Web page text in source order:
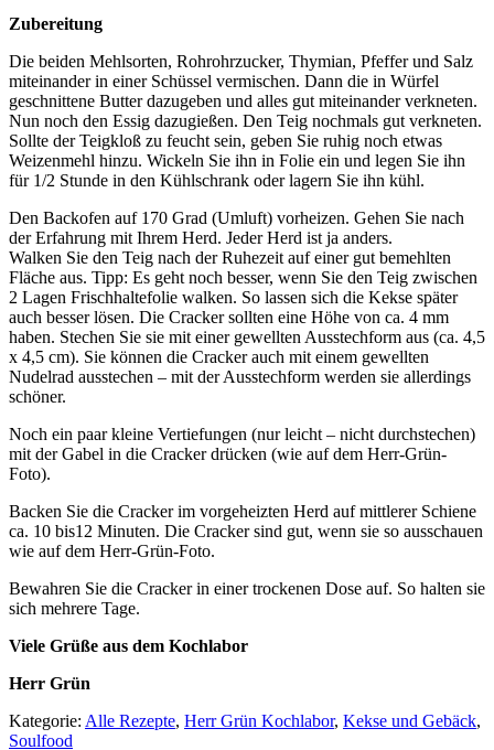
Zubereitung
Die beiden Mehlsorten, Rohrohrzucker, Thymian, Pfeffer und Salz
miteinander in einer Schüssel vermischen. Dann die in Würfel
geschnittene Butter dazugeben und alles gut miteinander verkneten.
Nun noch den Essig dazugießen. Den Teig nochmals gut verkneten.
Sollte der Teigkloß zu feucht sein, geben Sie ruhig noch etwas
Weizenmehl hinzu. Wickeln Sie ihn in Folie ein und legen Sie ihn
für 1/2 Stunde in den Kühlschrank oder lagern Sie ihn kühl.
Den Backofen auf 170 Grad (Umluft) vorheizen. Gehen Sie nach
der Erfahrung mit Ihrem Herd. Jeder Herd ist ja anders.
Walken Sie den Teig nach der Ruhezeit auf einer gut bemehlten
Fläche aus. Tipp: Es geht noch besser, wenn Sie den Teig zwischen
2 Lagen Frischhaltefolie walken. So lassen sich die Kekse später
auch besser lösen. Die Cracker sollten eine Höhe von ca. 4 mm
haben. Stechen Sie sie mit einer gewellten Ausstechform aus (ca. 4,5
x 4,5 cm). Sie können die Cracker auch mit einem gewellten
Nudelrad ausstechen – mit der Ausstechform werden sie allerdings
schöner.
Noch ein paar kleine Vertiefungen (nur leicht – nicht durchstechen)
mit der Gabel in die Cracker drücken (wie auf dem Herr-Grün-
Foto).
Backen Sie die Cracker im vorgeheizten Herd auf mittlerer Schiene
ca. 10 bis12 Minuten. Die Cracker sind gut, wenn sie so ausschauen
wie auf dem Herr-Grün-Foto.
Bewahren Sie die Cracker in einer trockenen Dose auf. So halten sie
sich mehrere Tage.
Viele Grüße aus dem Kochlabor
Herr Grün
Kategorie: Alle Rezepte, Herr Grün Kochlabor, Kekse und Gebäck,
Soulfood